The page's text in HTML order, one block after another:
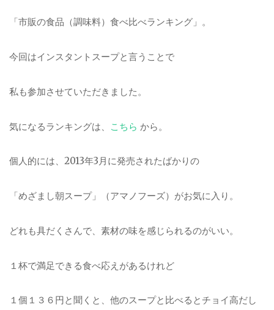
「市販の食品（調味料）食べ比べランキング」。
今回はインスタントスープと言うことで
私も参加させていただきました。
気になるランキングは、 こちら から。
個人的には、2013年3月に発売されたばかりの
「めざまし朝スープ」（アマノフーズ）がお気に入り。
どれも具だくさんで、素材の味を感じられるのがいい。
１杯で満足できる食べ応えがあるけれど
１個１３６円と聞くと、他のスープと比べるとチョイ高だし